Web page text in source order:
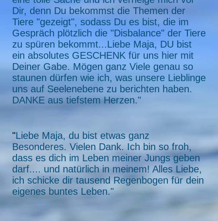
Dir, denn Du bekommst die Themen der
Tiere "gezeigt", sodass Du es bist, die im
Gespräch plötzlich die "Disbalance" der Tiere
zu spüren bekommt...Liebe Maja, DU bist
ein absolutes GESCHENK für uns hier mit
Deiner Gabe. Mögen ganz Viele genau so
staunen dürfen wie ich, was unsere Lieblinge
uns auf Seelenebene zu berichten haben.
DANKE aus tiefstem Herzen."
"Liebe Maja, du bist etwas ganz
Besonderes. Vielen Dank. Ich bin so froh,
dass es dich im Leben meiner Jungs geben
darf.... und natürlich in meinem! Alles Liebe,
ich schicke dir tausend Regenbogen für dein
eigenes buntes Leben."